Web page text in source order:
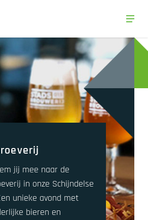
jij mee naar de
in onze Schijndelse
unieke avond met
bieren en
Menu